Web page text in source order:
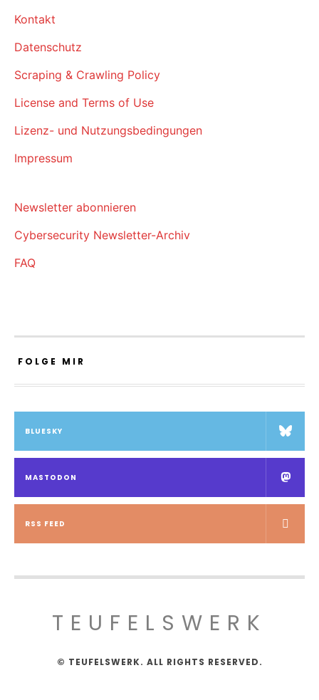
Kontakt
Datenschutz
Scraping & Crawling Policy
License and Terms of Use
Lizenz- und Nutzungsbedingungen
Impressum
Newsletter abonnieren
Cybersecurity Newsletter-Archiv
FAQ
FOLGE MIR
BLUESKY
MASTODON
RSS FEED
TEUFELSWERK
© TEUFELSWERK. ALL RIGHTS RESERVED.